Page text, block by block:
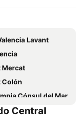
Lavant
Mercat
Colón
Cónsul del Mar
4
Central